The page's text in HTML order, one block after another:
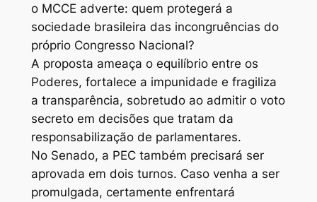
o MCCE adverte: quem protegerá a
sociedade brasileira das incongruências do
próprio Congresso Nacional?
A proposta ameaça o equilíbrio entre os
Poderes, fortalece a impunidade e fragiliza
a transparência, sobretudo ao admitir o voto
secreto em decisões que tratam da
responsabilização de parlamentares.
No Senado, a PEC também precisará ser
aprovada em dois turnos. Caso venha a ser
promulgada, certamente enfrentará